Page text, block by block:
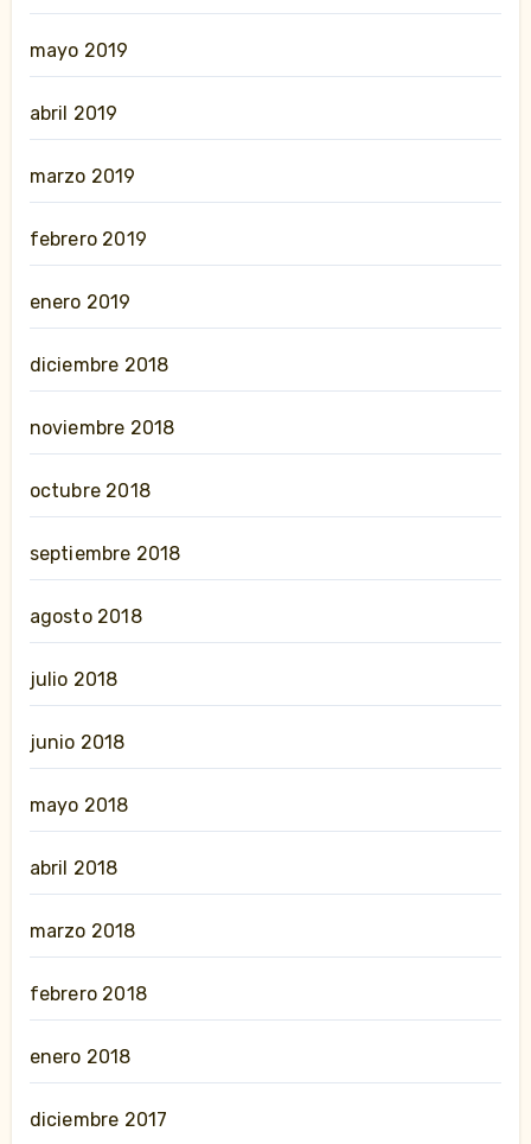
mayo 2019
abril 2019
marzo 2019
febrero 2019
enero 2019
diciembre 2018
noviembre 2018
octubre 2018
septiembre 2018
agosto 2018
julio 2018
junio 2018
mayo 2018
abril 2018
marzo 2018
febrero 2018
enero 2018
diciembre 2017